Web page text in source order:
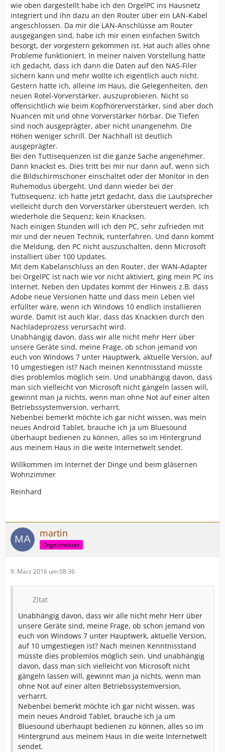
wie oben dargestellt habe ich den OrgelPC ins Hausnetz
integriert und ihn dazu an den Router über ein LAN-Kabel
angeschlossen. Da mir die LAN-Anschlüsse am Router
ausgegangen sind, habe ich mir einen einfachen Switch
besorgt, der vorgestern gekommen ist. Hat auch alles ohne
Probleme funktioniert. In meiner naiven Vorstellung hatte
ich gedacht, dass ich dann die Daten auf den NAS-Filer
sichern kann und mehr wollte ich eigentlich auch nicht.
Gestern hatte ich, alleine im Haus, die Gelegenheiten, den
neuen Rotel-Vorverstärker, auszuprobieren. Nicht so
offensichtlich wie beim Kopfhörerverstärker, sind aber doch
Nuancen mit und ohne Vorverstärker hörbar. Die Tiefen
sind noch ausgeprägter, aber nicht unangenehm. Die
Höhen weniger schrill. Der Nachhall ist deutlich
ausgeprägter.
Bei den Tuttisequenzen ist die ganze Sache angenehmer.
Dann knackst es. Dies tritt bei mir nur dann auf, wenn sich
die Bildschirmschoner einschaltet oder der Monitor in den
Ruhemodus übergeht. Und dann wieder bei der
Tuttisequenz. Ich hatte jetzt gedacht, dass die Lautsprecher
vielleicht durch den Vorverstärker übersteuert werden. Ich
wiederhole die Sequenz; kein Knacksen.
Nach einigen Stunden will ich den PC, sehr zufrieden mit
mir und der neuen Technik, runterfahren. Und dann kommt
die Meldung, den PC nicht auszuschalten, denn Microsoft
installiert über 100 Updates.
Mit dem Kabelanschluss an den Router, der WAN-Adapter
bei OrgelPC ist nach wie vor nicht aktiviert, ging mein PC ins
Internet. Neben den Updates kommt der Hinweis z.B. dass
Adobe neue Versionen hätte und dass mein Leben viel
erfüllter wäre, wenn ich Windows 10 endlich installieren
würde. Damit ist auch klar, dass das Knacksen durch den
Nachladeprozess verursacht wird.
Unabhängig davon, dass wir alle nicht mehr Herr über
unsere Geräte sind, meine Frage, ob schon jemand von
euch von Windows 7 unter Hauptwerk, aktuelle Version, auf
10 umgestiegen ist? Nach meinen Kenntnisstand müsste
dies problemlos möglich sein. Und unabhängig davon, dass
man sich vielleicht von Microsoft nicht gängeln lassen will,
gewinnt man ja nichts, wenn man ohne Not auf einer alten
Betriebssystemversion, verharrt.
Nebenbei bemerkt möchte ich gar nicht wissen, was mein
neues Android Tablet, brauche ich ja um Bluesound
überhaupt bedienen zu können, alles so im Hintergrund
aus meinem Haus in die weite Internetwelt sendet.
Willkommen im Internet der Dinge und beim gläsernen
Wohnzimmer
Reinhard
martin
Orgelmeister
9. März 2016 um 08:36
Zitat
Unabhängig davon, dass wir alle nicht mehr Herr über
unsere Geräte sind, meine Frage, ob schon jemand von
euch von Windows 7 unter Hauptwerk, aktuelle Version,
auf 10 umgestiegen ist? Nach meinen Kenntnisstand
müsste dies problemlos möglich sein. Und unabhängig
davon, dass man sich vielleicht von Microsoft nicht
gängeln lassen will, gewinnt man ja nichts, wenn man
ohne Not auf einer alten Betriebssystemversion,
verharrt.
Nebenbei bemerkt möchte ich gar nicht wissen, was
mein neues Android Tablet, brauche ich ja um
Bluesound überhaupt bedienen zu können, alles so im
Hintergrund aus meinem Haus in die weite Internetwelt
sendet.